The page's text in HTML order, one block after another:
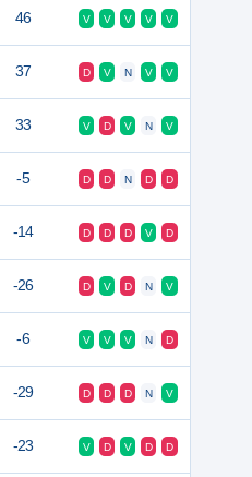
46 V V V V V
37 D V N V V
33 V D V N V
-5 D D N D D
-14 D D D V D
-26 D V D N V
-6 V V V N D
-29 D D D N V
-23 V D V D D